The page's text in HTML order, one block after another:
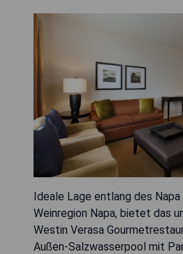
Ideale Lage entlang des Napa
Weinregion Napa, bietet das
Westin Verasa
Außen-Salzwasserpool mit